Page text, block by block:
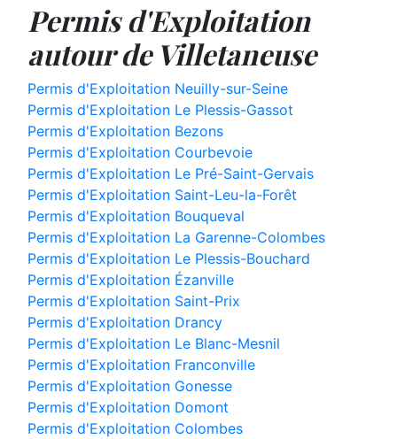
Permis d'Exploitation
autour de Villetaneuse
Permis d'Exploitation Neuilly-sur-Seine
Permis d'Exploitation Le Plessis-Gassot
Permis d'Exploitation Bezons
Permis d'Exploitation Courbevoie
Permis d'Exploitation Le Pré-Saint-Gervais
Permis d'Exploitation Saint-Leu-la-Forêt
Permis d'Exploitation Bouqueval
Permis d'Exploitation La Garenne-Colombes
Permis d'Exploitation Le Plessis-Bouchard
Permis d'Exploitation Ézanville
Permis d'Exploitation Saint-Prix
Permis d'Exploitation Drancy
Permis d'Exploitation Le Blanc-Mesnil
Permis d'Exploitation Franconville
Permis d'Exploitation Gonesse
Permis d'Exploitation Domont
Permis d'Exploitation Colombes